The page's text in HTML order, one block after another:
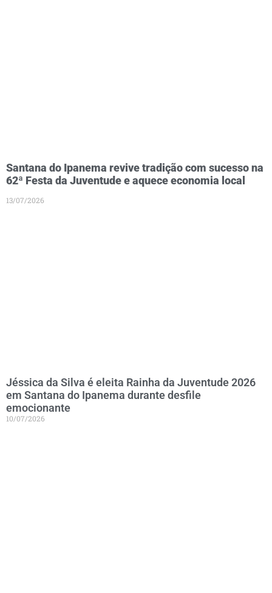
Santana do Ipanema revive tradição com sucesso na
62ª Festa da Juventude e aquece economia local
13/07/2026
Jéssica da Silva é eleita Rainha da Juventude 2026
em Santana do Ipanema durante desfile
emocionante
10/07/2026